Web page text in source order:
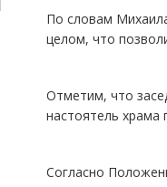
По словам
целом, что
Отметим, что
настоятель храма
Согласно